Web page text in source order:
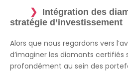
Intégration des
stratégie d’investissement
Alors que nous regardons vers
d’imaginer les diamants certifiés
profondément au sein des